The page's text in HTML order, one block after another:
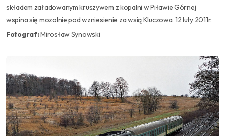
składem załadowanym kruszywem z kopalni w Piławie Górnej
wspina się mozolnie pod wzniesienie za wsią Kluczowa. 12 luty 2011r.
Fotograf:Mirosław Synowski